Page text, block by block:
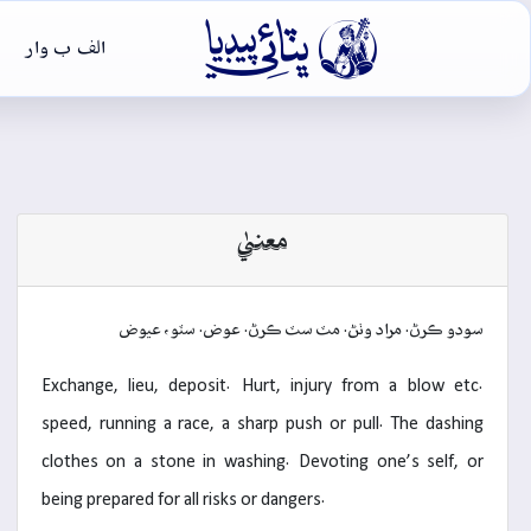
 الف ب وار
معنيٰ
سودو ڪرڻ. مراد وٺڻ. مٽ سٽ ڪرڻ. عوض. سٽو، عيوض
Exchange, lieu, deposit. Hurt, injury from a blow etc.
speed, running a race, a sharp push or pull. The dashing
clothes on a stone in washing. Devoting one’s self, or
being prepared for all risks or dangers.